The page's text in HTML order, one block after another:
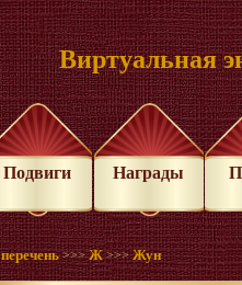
Виртуальная
Подвиги Награды
>>>Ж >>>Жун